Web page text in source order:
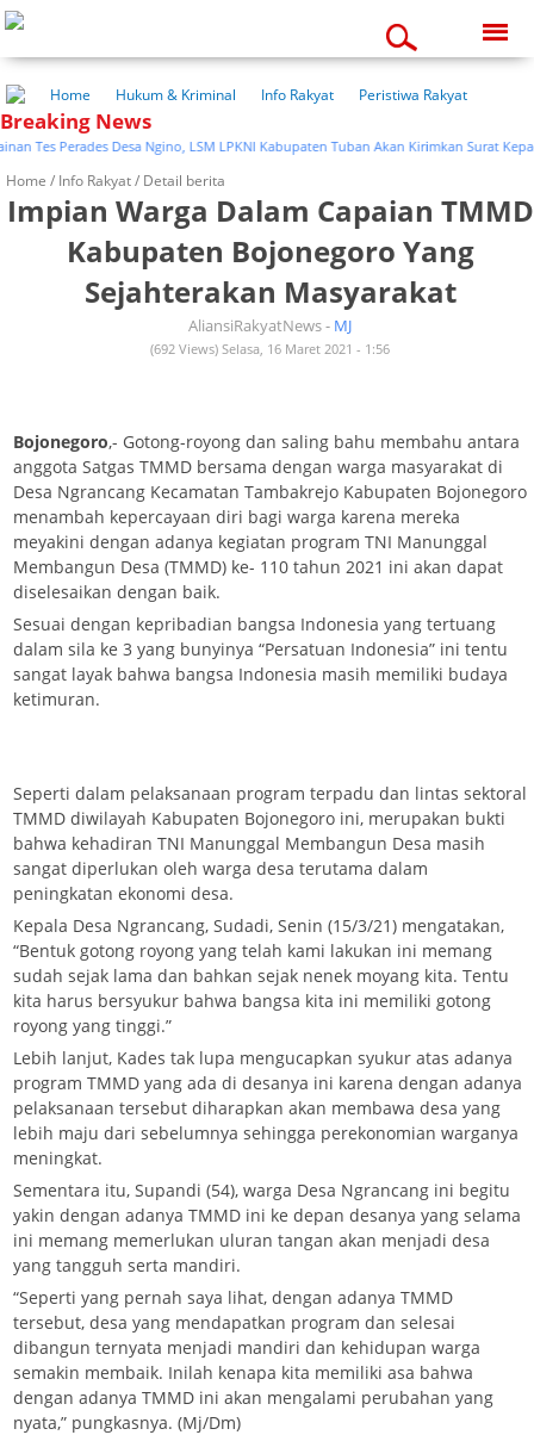
06:34:29 am
Home Hukum & Kriminal Info Rakyat
Peristiwa Rakyat
Kuliner Rakyat
Wisata Rakyat
Pendidikan
Kesehatan
Breaking News
Tes Perades Desa Ngino, LSM LPKNI Kabupaten Tuban Akan Kirimkan Surat
Home / Info Rakyat/ Detail berita
Impian Warga Dalam Capaian TMMD
Kabupaten Bojonegoro Yang
Sejahterakan Masyarakat
AliansiRakyatNews - MJ
(692 Views) Selasa, 16 Maret 2021 - 1:56
Bojonegoro,- Gotong-royong dan saling bahu membahu antara
anggota Satgas TMMD bersama dengan warga masyarakat di
Desa Ngrancang Kecamatan Tambakrejo Kabupaten Bojonegoro
menambah kepercayaan diri bagi warga karena mereka
meyakini dengan adanya kegiatan program TNI Manunggal
Membangun Desa (TMMD) ke- 110 tahun 2021 ini akan dapat
diselesaikan dengan baik.
Sesuai dengan kepribadian bangsa Indonesia yang tertuang
dalam sila ke 3 yang bunyinya “Persatuan Indonesia” ini tentu
sangat layak bahwa bangsa Indonesia masih memiliki budaya
ketimuran.
Seperti dalam pelaksanaan program terpadu dan lintas sektoral
TMMD diwilayah Kabupaten Bojonegoro ini, merupakan bukti
bahwa kehadiran TNI Manunggal Membangun Desa masih
sangat diperlukan oleh warga desa terutama dalam
peningkatan ekonomi desa.
Kepala Desa Ngrancang, Sudadi, Senin (15/3/21) mengatakan,
“Bentuk gotong royong yang telah kami lakukan ini memang
sudah sejak lama dan bahkan sejak nenek moyang kita. Tentu
kita harus bersyukur bahwa bangsa kita ini memiliki gotong
royong yang tinggi.”
Lebih lanjut, Kades tak lupa mengucapkan syukur atas adanya
program TMMD yang ada di desanya ini karena dengan adanya
pelaksanaan tersebut diharapkan akan membawa desa yang
lebih maju dari sebelumnya sehingga perekonomian warganya
meningkat.
Sementara itu, Supandi (54), warga Desa Ngrancang ini begitu
yakin dengan adanya TMMD ini ke depan desanya yang selama
ini memang memerlukan uluran tangan akan menjadi desa
yang tangguh serta mandiri.
“Seperti yang pernah saya lihat, dengan adanya TMMD
tersebut, desa yang mendapatkan program dan selesai
dibangun ternyata menjadi mandiri dan kehidupan warga
semakin membaik. Inilah kenapa kita memiliki asa bahwa
dengan adanya TMMD ini akan mengalami perubahan yang
nyata,” pungkasnya. (Mj/Dm)